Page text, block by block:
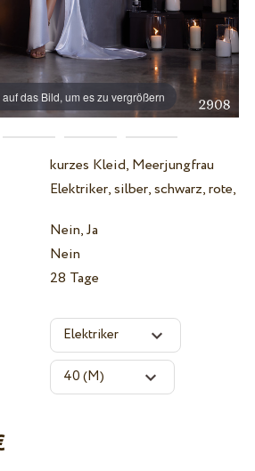
das Bild, um es zu vergrößern
kurzes Kleid, Meerjungfrau
Elektriker, silber, schwarz, rote,
Nein, Ja
Nein
28 Tage